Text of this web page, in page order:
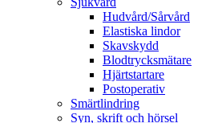
Hudvård/Sårvård
Elastiska lindor
Skavskydd
Blodtrycksmätare
Hjärtstartare
Postoperativ
Smärtlindring
Syn, skrift och hörsel